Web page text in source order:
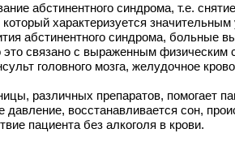
абстинентного синдрома, т.е.
характеризуется
абстинентного синдрома, больные
связано с выраженным физическим
головного мозга, желудочное
различных препаратов, помогает
давление, восстанавливается сон,
пациента без алкоголя в крови.